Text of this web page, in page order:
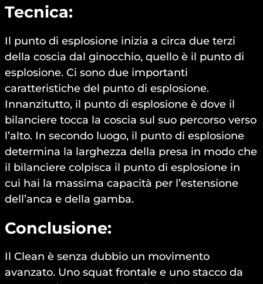
Tecnica:
Il punto di esplosione inizia a circa due terzi
della coscia dal ginocchio, quello è il punto di
esplosione. Ci sono due importanti
caratteristiche del punto di esplosione.
Innanzitutto, il punto di esplosione è dove il
bilanciere tocca la coscia sul suo percorso verso
l’alto. In secondo luogo, il punto di esplosione
determina la larghezza della presa in modo che
il bilanciere colpisca il punto di esplosione in
cui hai la massima capacità per l’estensione
dell’anca e della gamba.
Conclusione:
Il Clean è senza dubbio un movimento
avanzato. Uno squat frontale e uno stacco da